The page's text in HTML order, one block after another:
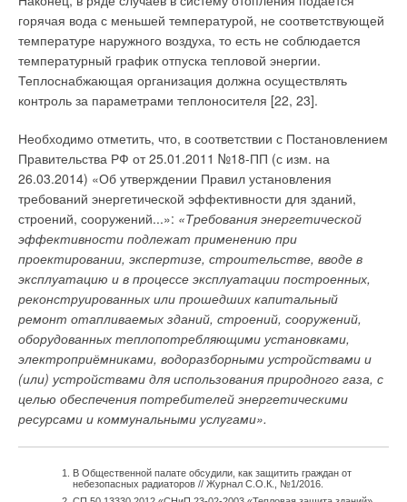
горячая вода с меньшей температурой, не соответствующей
температуре наружного воздуха, то есть не соблюдается
температурный график отпуска тепловой энергии.
Теплоснабжающая организация должна осуществлять
контроль за параметрами теплоносителя [22, 23].
Необходимо отметить, что, в соответствии с Постановлением
Правительства РФ от 25.01.2011 №18-ПП (с изм. на
26.03.2014) «Об утверждении Правил установления
требований энергетической эффективности для зданий,
строений, сооружений...»: «Требования энергетической
эффективности подлежат применению при
проектировании, экспертизе, строительстве, вводе в
эксплуатацию и в процессе эксплуатации построенных,
реконструированных или прошедших капитальный
ремонт отапливаемых зданий, строений, сооружений,
оборудованных теплопотребляющими установками,
электроприёмниками, водоразборными устройствами и
(или) устройствами для использования природного газа, с
целью обеспечения потребителей энергетическими
ресурсами и коммунальными услугами».
В Общественной палате обсудили, как защитить граждан от
небезопасных радиаторов // Журнал С.О.К., №1/2016.
теплоснабжения.
Для наглядности полученных результатов на рис. 1 приведён
график зависимости изменения расхода теплоносителя от
изменения температуры теплоносителя. На данном графике
представлено изменение расхода теплоносителя в
зависимости от изменения его температуры с учётом свойств
теплопотребляющего объекта для следующих условий:
150 °C,KG= 7000 Вт/°С, вн = 20 °C.
Показано, что при снижении температуры на 5, 10, 20, 30, 40
и 50 % расход теплоносителя необходимо увеличивать на
6,2; 13,1; 30,2; 53,4; 86,7 и 138,3 <%, соответственно.
На следующем этапе исследования было выявлено, как
должен измениться диаметр теплопроводов, чтобы при
прокачке другого (нерасчётного) расхода по тепловым сетям
потери давления остались
прежними. Зависимость, позволяющая оценить изменение
диаметра теплопроводов вследствие изменения
температуры теплоносителя (теплопотребляющие
характеристики объекта учтены), выглядит следующим
образом:
и т.д. В связи с этим необходимо различать работоспособное
состояние, частичный отказ и полный отказ системы в целом.
В НИЛ ТЭСУ УлГТУ созданы технологии работы
комбинированных теплофикационных систем
с централизованными основными и местными
пиковыми теплоисточниками
Понятие отказа является главным при оценке надёжности
теплоэнергетические установки и системы являются